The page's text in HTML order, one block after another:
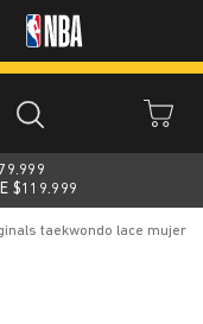
$119.999
taekwondo lace mujer